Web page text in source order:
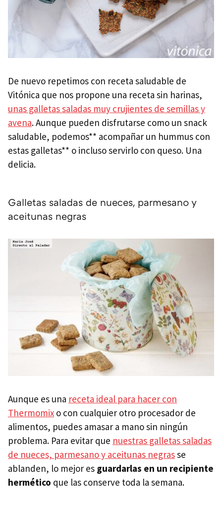
De nuevo repetimos con receta saludable de
Vitónica que nos propone una receta sin harinas,
unas galletas saladas muy crujientes de semillas y
avena. Aunque pueden disfrutarse como un snack
saludable, podemos** acompañar un hummus con
estas galletas** o incluso servirlo con queso. Una
delicia.
Galletas saladas de nueces, parmesano y
aceitunas negras
Aunque es una receta ideal para hacer con
Thermomix o con cualquier otro procesador de
alimentos, puedes amasar a mano sin ningún
problema. Para evitar que nuestras galletas saladas
de nueces, parmesano y aceitunas negrasse
ablanden, lo mejor es guardarlas en un recipiente
hermético que las conserve toda la semana.